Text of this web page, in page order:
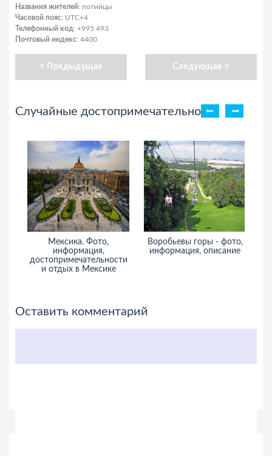
Названия жителей: потийцы
Часовой пояс: UTC+4
Телефонный код: +995 493
Почтовый индекс: 4400
Предыдущая Следующая
Случайные достопримечательности
Мексика. Фото,
информация,
достопримечательности
и отдых в Мексике
Воробьевы горы - фото,
информация, описание
Оставить комментарий